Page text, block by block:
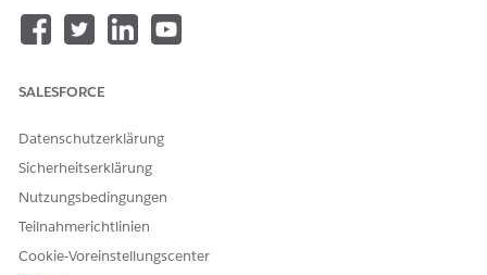
Auf der Abrechnungsseite haben Ihre Benutzer folgende
Möglichkeiten:
SALESFORCE
Datenschutzerklärung
Sicherheitserklärung
Nutzungsbedingungen
Teilnahmerichtlinien
Cookie-Voreinstellungscenter